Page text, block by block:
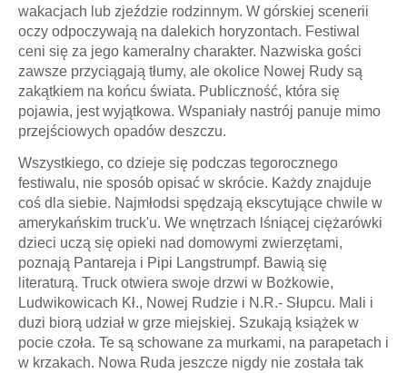
wakacjach lub zjeździe rodzinnym. W górskiej scenerii
oczy odpoczywają na dalekich horyzontach. Festiwal
ceni się za jego kameralny charakter. Nazwiska gości
zawsze przyciągają tłumy, ale okolice Nowej Rudy są
zakątkiem na końcu świata. Publiczność, która się
pojawia, jest wyjątkowa. Wspaniały nastrój panuje mimo
przejściowych opadów deszczu.
Wszystkiego, co dzieje się podczas tegorocznego
festiwalu, nie sposób opisać w skrócie. Każdy znajduje
coś dla siebie. Najmłodsi spędzają ekscytujące chwile w
amerykańskim truck'u. We wnętrzach lśniącej ciężarówki
dzieci uczą się opieki nad domowymi zwierzętami,
poznają Pantareja i Pipi Langstrumpf. Bawią się
literaturą. Truck otwiera swoje drzwi w Bożkowie,
Ludwikowicach Kł., Nowej Rudzie i N.R.- Słupcu. Mali i
duzi biorą udział w grze miejskiej. Szukają książek w
pocie czoła. Te są schowane za murkami, na parapetach i
w krzakach. Nowa Ruda jeszcze nigdy nie została tak